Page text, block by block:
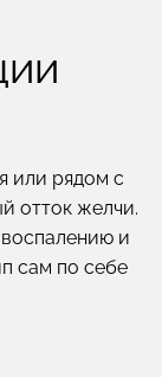
или рядом с
отток желчи.
и
сам по себе